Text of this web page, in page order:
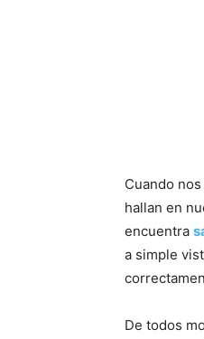
Cuando
hallan en
encuentra
a simple
De todos